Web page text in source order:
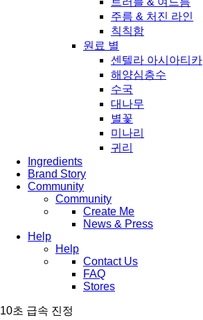
주름 & 처진 라인
칙칙함
원료 별
센텔라 아시아티카
해양심층수
수국
대나무
별꽃
미나리
귀리
Ingredients
Brand Story
Community
Community
Create Me
News & Press
Help
Help
Contact Us
FAQ
Stores
10초 급속 진정